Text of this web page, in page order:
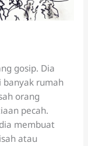
gosip. Dia
banyak rumah
orang
pecah.
membuat
atau